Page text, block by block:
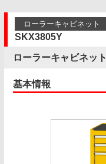
ローラーキャビネット
SKX3805Y
ローラーキャビネット
基本情報